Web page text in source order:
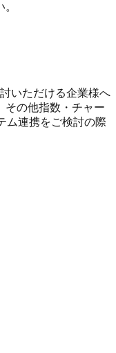
いただける企業様へ
その他指数・チャー
ム連携をご検討の際